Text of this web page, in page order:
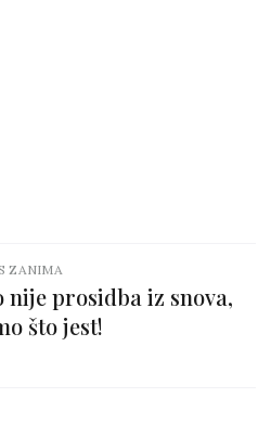
ZANIMA
nije prosidba iz snova,
što jest!